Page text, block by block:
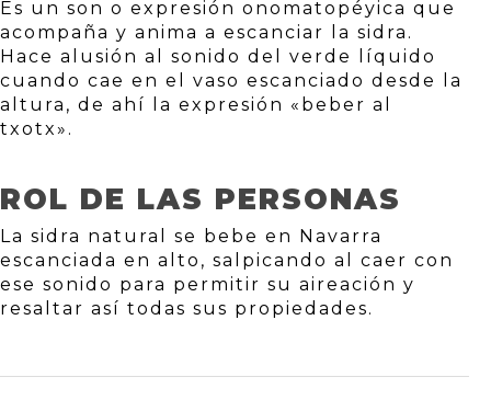
Es un son o expresión onomatopéyica que
acompaña y anima a escanciar la sidra.
Hace alusión al sonido del verde líquido
cuando cae en el vaso escanciado desde la
altura, de ahí la expresión «beber al
txotx».
ROL DE LAS PERSONAS
La sidra natural se bebe en Navarra
escanciada en alto, salpicando al caer con
ese sonido para permitir su aireación y
resaltar así todas sus propiedades.